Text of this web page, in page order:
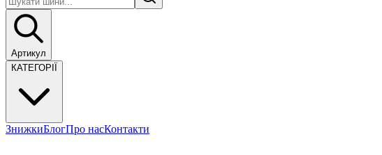
Артикул
КАТЕГОРІЇ
ЗнижкиБлогПро насКонтакти